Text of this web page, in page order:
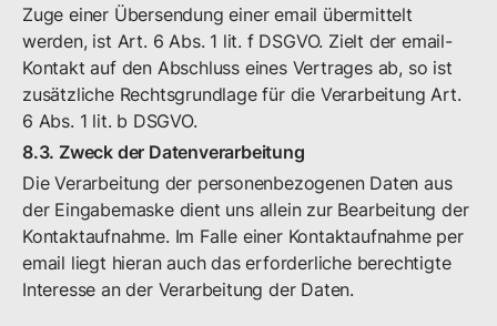
Zuge einer Übersendung einer email übermittelt
werden, ist Art. 6 Abs. 1 lit. f DSGVO. Zielt der email-
Kontakt auf den Abschluss eines Vertrages ab, so ist
zusätzliche Rechtsgrundlage für die Verarbeitung Art.
6 Abs. 1 lit. b DSGVO.
8.3. Zweck der Datenverarbeitung
Die Verarbeitung der personenbezogenen Daten aus
der Eingabemaske dient uns allein zur Bearbeitung der
Kontaktaufnahme. Im Falle einer Kontaktaufnahme per
email liegt hieran auch das erforderliche berechtigte
Interesse an der Verarbeitung der Daten.